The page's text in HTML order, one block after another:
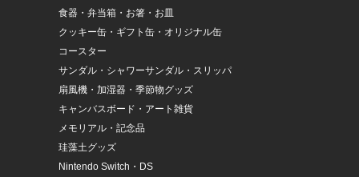
食器・弁当箱・お箸・お皿
クッキー缶・ギフト缶・オリジナル缶
コースター
サンダル・シャワーサンダル・スリッパ
扇風機・加湿器・季節物グッズ
キャンバスボード・アート雑貨
メモリアル・記念品
珪藻土グッズ
Nintendo Switch・DS